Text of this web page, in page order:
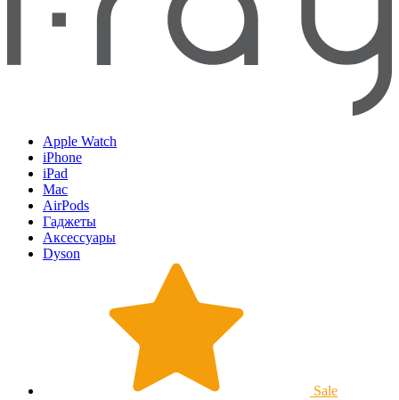
Apple Watch
iPhone
iPad
Mac
AirPods
Гаджеты
Аксессуары
Dyson
Sale